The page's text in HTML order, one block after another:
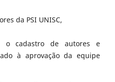
da PSI UNISC,
o cadastro de autores e
à aprovação da equipe